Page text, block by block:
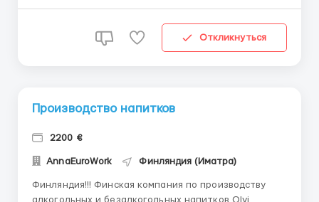
Вихiдний суб., не...
Откликнуться
Производство напитков
2200 €
AnnaEuroWork Финляндия (Иматра)
Финляндия!!! Финская компания по производству
алкогольных и безалкогольных напитков Olvi